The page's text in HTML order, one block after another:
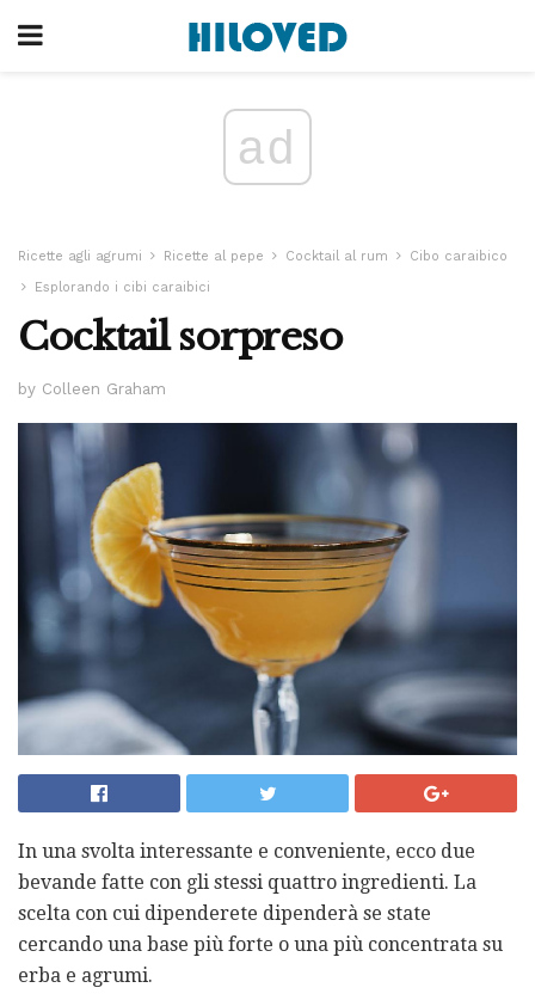
ad
Ricette agli agrumi Ricette al pepe Cocktail al rum
Cibo caraibico
Esplorando i cibi caraibici
Cocktail sorpreso
by Colleen Graham
In una svolta interessante e conveniente, ecco due
bevande fatte con gli stessi quattro ingredienti. La
scelta con cui dipenderete dipenderà se state
cercando una base più forte o una più concentrata su
erba e agrumi.